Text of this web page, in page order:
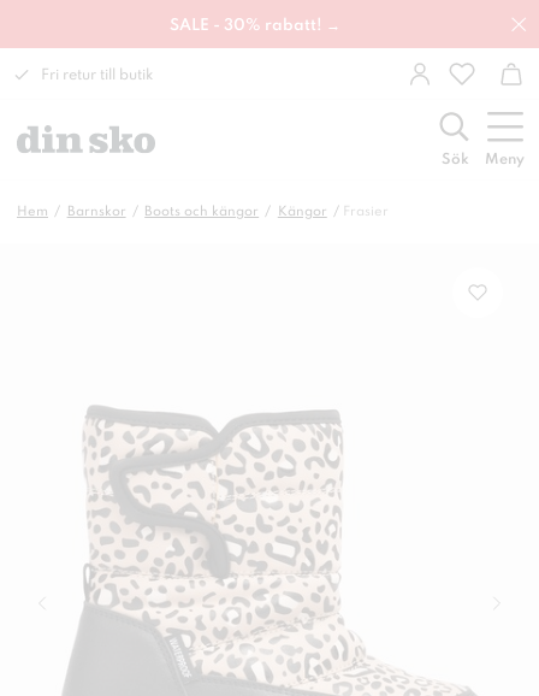
SALE - 30% rabatt! →
Fri retur till butik
Sök Meny
Hem Barnskor Boots och kängor Kängor Frasier